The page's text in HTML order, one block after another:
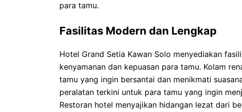
para tamu.
Fasilitas Modern dan Lengkap
Hotel Grand Setia Kawan Solo menyediakan
kenyamanan dan kepuasan para tamu. Kolam
tamu yang ingin bersantai dan menikmati
peralatan terkini untuk para tamu yang ingin
Restoran hotel menyajikan hidangan lezat dari